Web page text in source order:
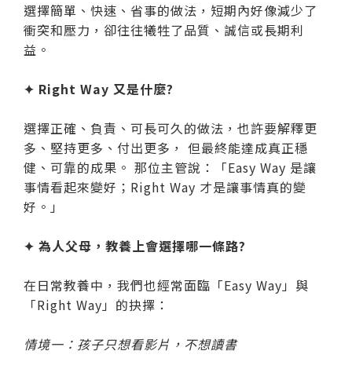
選擇簡單、快速、省事的做法，短期內好像減少了
衝突和壓力，卻往往犧牲了品質、誠信或長期利
益。
✦ Right Way 又是什麼?
選擇正確、負責、可長可久的做法，也許要解釋更
多、堅持更多、付出更多， 但最終能達成真正穩
健、可靠的成果。 那位主管說：「Easy Way 是讓
事情看起來變好；Right Way 才是讓事情真的變
好。」
✦ 為人父母，教養上會選擇哪一條路?
在日常教養中，我們也經常面臨「Easy Way」與
「Right Way」的抉擇：
情境一：孩子只想看影片，不想讀書